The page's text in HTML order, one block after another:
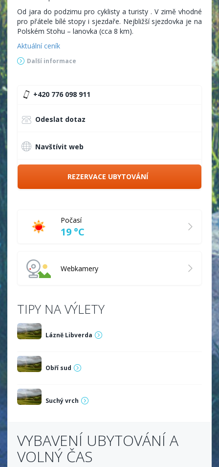
Od jara do podzimu pro cyklisty a turisty . V zimě vhodné
pro přátele bílé stopy i sjezdaře. Nejbližší sjezdovka je na
Polském Stohu – lanovka (cca 8 km).
Aktuální ceník
Další informace
+420 776 098 911
Odeslat dotaz
Navštívit web
REZERVACE UBYTOVÁNÍ
Počasí
19 °C
Webkamery
TIPY NA VÝLETY
Lázně Libverda
Obří sud
Suchý vrch
VYBAVENÍ UBYTOVÁNÍ A
VOLNÝ ČAS